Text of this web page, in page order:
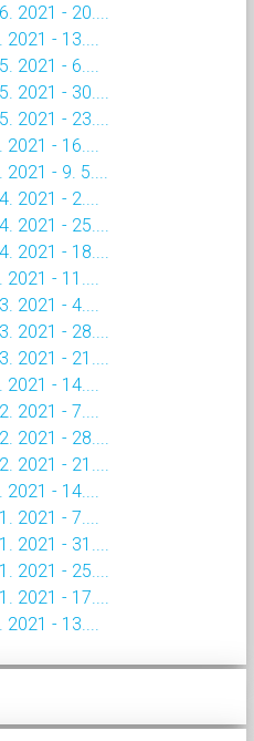
2021 - 20....
- 13....
2021 - 6....
2021 - 30....
2021 - 23....
- 16....
- 9. 5....
2021 - 2....
2021 - 25....
2021 - 18....
- 11....
2021 - 4....
2021 - 28....
2021 - 21....
- 14....
2021 - 7....
2021 - 28....
2021 - 21....
- 14....
2021 - 7....
2021 - 31....
2021 - 25....
2021 - 17....
- 13....